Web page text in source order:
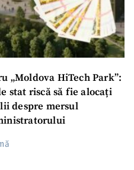
Despre ZdG
на русском
„Moldova HiTech Park”:
stat riscă să fie alocați
despre mersul